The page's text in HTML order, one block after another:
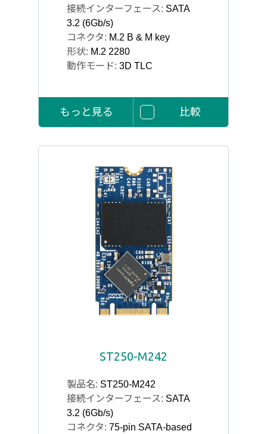
接続インターフェース: SATA
3.2 (6Gb/s)
コネクタ: M.2 B & M key
形状: M.2 2280
動作モード: 3D TLC
もっと見る 比較
ST250-M242
製品名: ST250-M242
接続インターフェース: SATA
3.2 (6Gb/s)
コネクタ: 75-pin SATA-based